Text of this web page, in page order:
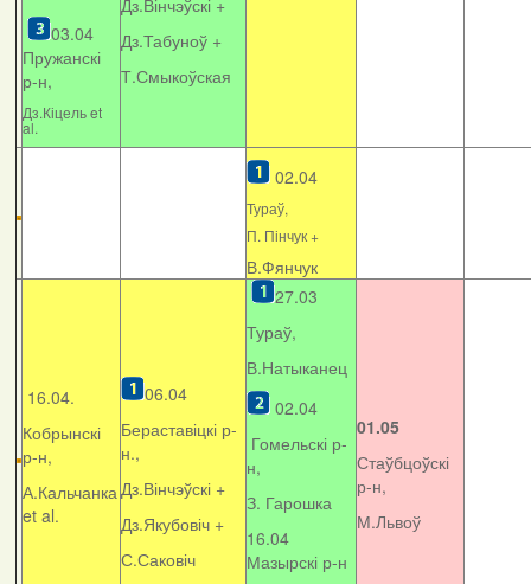
03.04
Пружанскі
р-н,
Дз.Кіцель et
al.
Дз.Вінчэўскі +
Дз.Табуноў +
Т.Смыкоўская
02.04
Тураў,
П. Пінчук +
В.Фянчук
16.04.
Кобрынскі
р-н,
А.Кальчанка
et al.
06.04
Бераставіцкі р-
н.,
Дз.Вінчэўскі +
Дз.Якубовіч +
С.Саковіч
27.03
Тураў,
В.Натыканец
02.04
Гомельскі р-
н,
З. Гарошка
16.04
Мазырскі р-н
01.05
Стаўбцоўскі
р-н,
М.Львоў